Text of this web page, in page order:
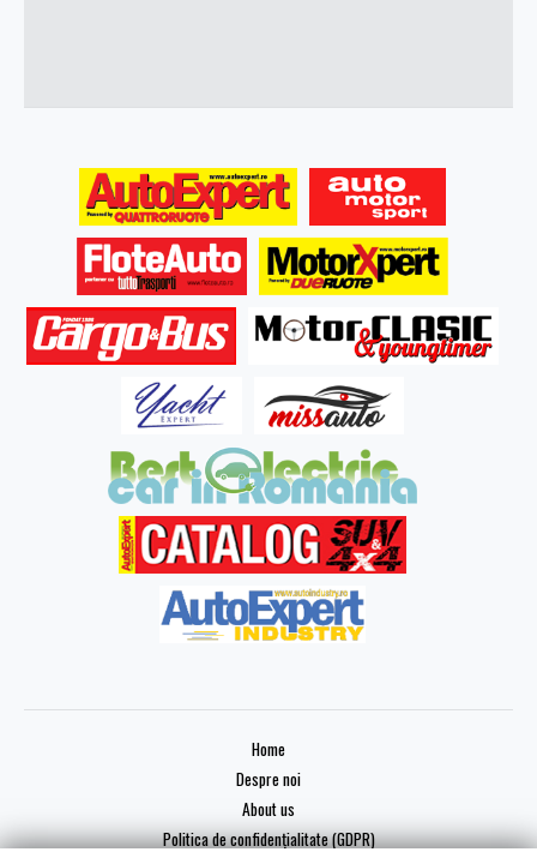
Home
Despre noi
About us
Politica de confidențialitate (GDPR)